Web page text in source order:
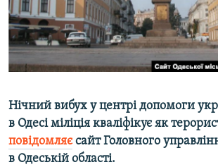
ДЕПОРТАЦІЯ
ВІДЕОУРОКИ «ELIFBE»
СВІДЧЕННЯ ОКУПАЦІЇ
ІНФОГРАФІКА
ЯК ОБІЙТИ БЛОКУВАННЯ
Русский
Qırımtatar
Нічний вибух у центрі допомоги
в Одесі міліція кваліфікує як
повідомляєсайт Головного
в Одеській області.